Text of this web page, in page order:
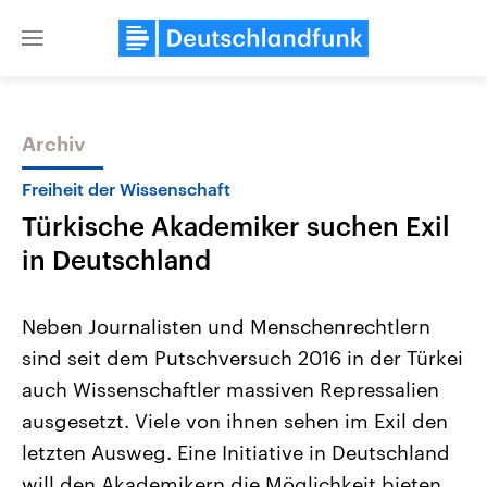
Close
Themen
Landtagswahl Sachsen-Anhalt
2026
Alle Informationen
Sachsen-Anhalt wählt am 6.
September 2026 einen neuen
Landtag. Seit 2021 wird das
Bundesland von einer Koalition aus
USA
Aktuelle Beiträge,
Hintergründe
Wirtschaftlich und
gehören die Vereinigten
den mächtigsten Ländern
mit großem Einfluss auf
Archiv
Freiheit der Wissenschaft
Türkische Akademiker suchen Exil
in Deutschland
Neben Journalisten und Menschenrechtlern
sind seit dem Putschversuch 2016 in der Türkei
auch Wissenschaftler massiven Repressalien
ausgesetzt. Viele von ihnen sehen im Exil den
letzten Ausweg. Eine Initiative in Deutschland